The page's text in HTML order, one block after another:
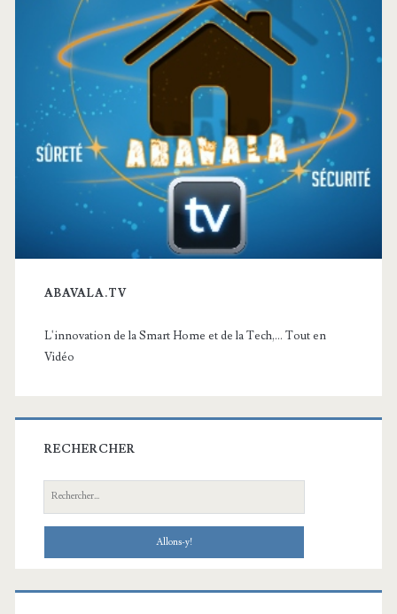
ABAVALA.TV
L'innovation de la Smart Home et de la Tech,... Tout en
Vidéo
RECHERCHER
Recherche: